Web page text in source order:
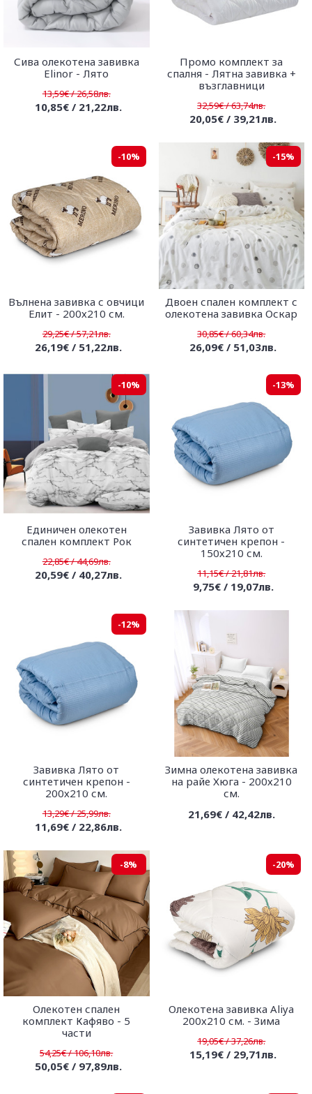
Сива олекотена завивка
Elinor - Лято
13,59€ / 26,58лв.
10,85€ / 21,22лв.
Промо комплект за
спалня - Лятна завивка +
възглавници
32,59€ / 63,74лв.
20,05€ / 39,21лв.
-10%
Вълнена завивка с овчици
Елит - 200х210 см.
29,25€ / 57,21лв.
26,19€ / 51,22лв.
-15%
Двоен спален комплект с
олекотена завивка Оскар
30,85€ / 60,34лв.
26,09€ / 51,03лв.
-10%
Единичен олекотен
спален комплект Рок
22,85€ / 44,69лв.
20,59€ / 40,27лв.
-13%
Завивка Лято от
синтетичен крепон -
150х210 см.
11,15€ / 21,81лв.
9,75€ / 19,07лв.
-12%
Завивка Лято от
синтетичен крепон -
200х210 см.
13,29€ / 25,99лв.
11,69€ / 22,86лв.
Зимна олекотена завивка
на райе Хюга - 200х210
см.
21,69€ / 42,42лв.
-8%
Олекотен спален
комплект Кафяво - 5
части
54,25€ / 106,10лв.
50,05€ / 97,89лв.
-20%
Олекотена завивка Aliya
200х210 см. - Зима
19,05€ / 37,26лв.
15,19€ / 29,71лв.